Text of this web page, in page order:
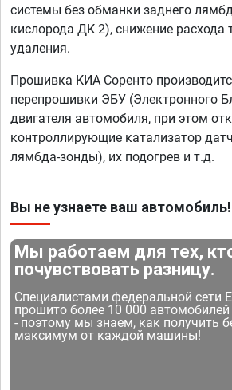
системы без обманки заднего
кислорода ДК 2), снижение расхода
удаления.
Прошивка КИА Соренто
перепрошивки ЭБУ (Электронного
двигателя автомобиля, при этом
контроллирующие катализатор
лямбда-зонды), их подогрев и т.д.
Вы не узнаете ваш автомобиль!
Мы работаем для тех,
почувствовать разницу.
Специалистами федеральной сети
прошито более 10 000
- поэтому мы знаем, как получить
максимум от каждой машины!